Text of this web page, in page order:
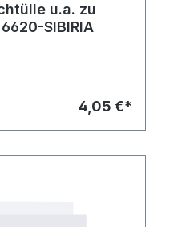
u.a. zu
SIBIRIA
4,05 €*